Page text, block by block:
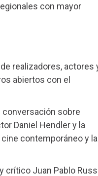
con mayor
realizadores, actores
abiertos con el
conversación sobre
Daniel Hendler y la
contemporáneo y
crítico Juan Pablo